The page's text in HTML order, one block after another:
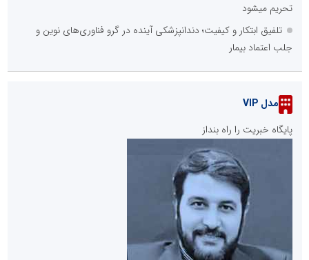
تحریم میشود
تلفیق ابتکار و کیفیت؛ دندانپزشکی آینده در گرو فناوری‌های نوین و
جلب اعتماد بیمار
مدل VIP
پایگاه خبریت را راه بنداز